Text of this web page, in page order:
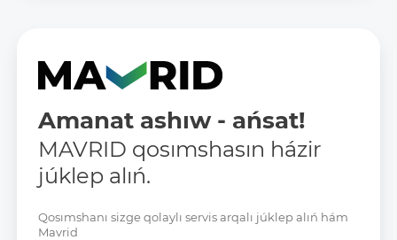
Amanat ashıw - ańsat!
MAVRID qosımshasın házir
júklep alıń.
Qosımshanı sizge qolaylı servis arqalı júklep alıń hám
Mavrid